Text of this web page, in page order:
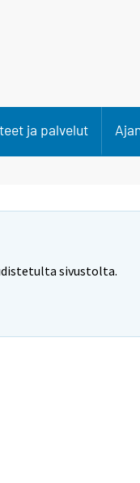
ja palvelut
sivustolta.